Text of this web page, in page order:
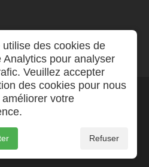
utilise des cookies de
Analytics pour analyser
Veuillez accepter
des cookies pour nous
votre
Refuser